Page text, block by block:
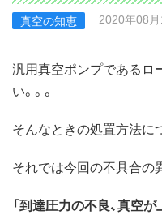
真空の知恵 2020年08月
汎用真空ポンプであるロ
い。。。
そんなときの処置方法に
それでは今回の不具合の
「到達圧力の不良、真空が